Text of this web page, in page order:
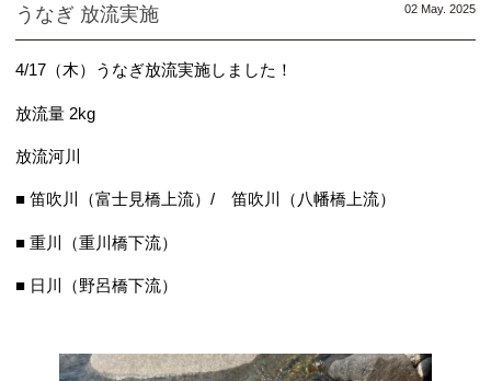
うなぎ 放流実施 02 May. 2025
4/17（木）うなぎ放流実施しました！
放流量 2kg
放流河川
■ 笛吹川（富士見橋上流）/ 笛吹川（八幡橋上流）
■ 重川（重川橋下流）
■ 日川（野呂橋下流）